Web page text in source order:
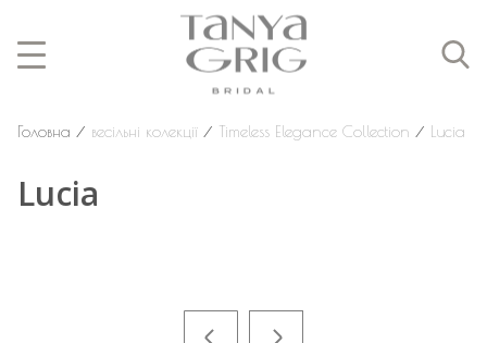
Головна ⁄ весільні колекції ⁄ Timeless Elegance Collection ⁄ Lucia
Lucia